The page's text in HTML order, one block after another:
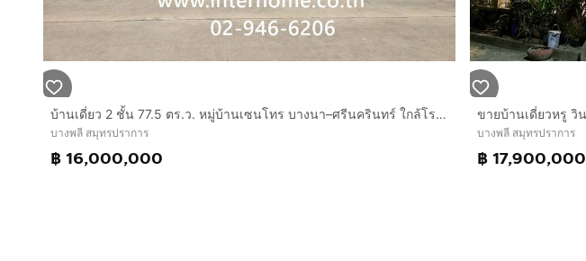
บ้านเดี่ยว 2 ชั้น 77.5 ตร.ว. หมู่บ้านเซนโทร บางนา–ศรีนครินทร์ ใกล้โรงเรียนนานาชาติสิงคโปร์สุวรรณภูมิ SISB ถนนบัวนครินทร์ ถนนหนามแดง–บางพลี
บางพลี สมุทรปราการ
฿ 16,000,000
บางพลี สมุทรปราการ
฿ 17,900,000